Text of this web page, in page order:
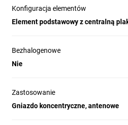
Konfiguracja elementów
Element podstawowy z centralną
Bezhalogenowe
Nie
Zastosowanie
Gniazdo koncentryczne, antenowe